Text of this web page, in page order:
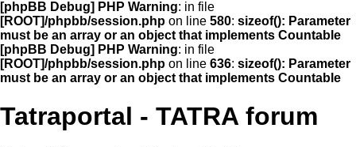
[phpBB Debug] PHP Warning: in file
[ROOT]/phpbb/session.php on line 580: sizeof(): Parameter
must be an array or an object that implements Countable
[phpBB Debug] PHP Warning: in file
[ROOT]/phpbb/session.php on line 636: sizeof(): Parameter
must be an array or an object that implements Countable
Tatraportal - TATRA forum